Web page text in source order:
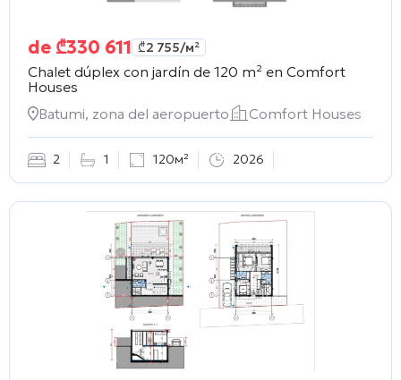
de ₾330 611 ₾2 755/м²
Chalet dúplex con jardín de 120 m² en Comfort
Houses
Batumi, zona del aeropuerto
Comfort Houses
2 1 120м² 2026